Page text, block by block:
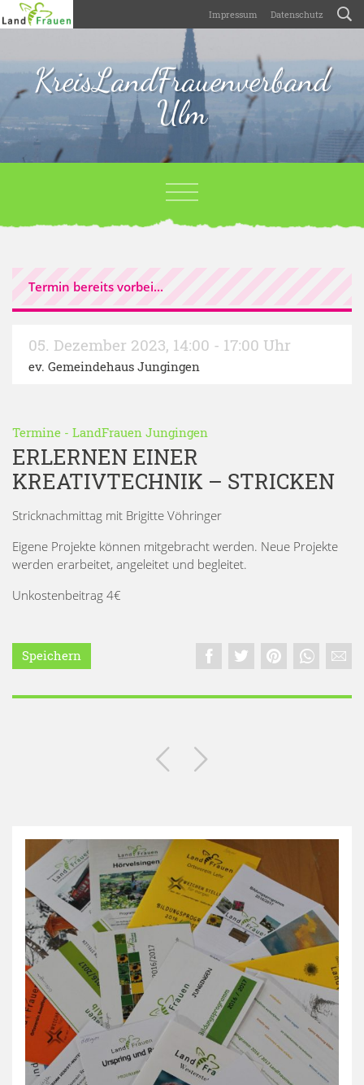
Impressum Datenschutz
KreisLandFrauenverband
Ulm
Termin bereits vorbei...
05. Dezember 2023, 14:00 - 17:00 Uhr
ev. Gemeindehaus Jungingen
Termine - LandFrauen Jungingen
ERLERNEN EINER
KREATIVTECHNIK – STRICKEN
Stricknachmittag mit Brigitte Vöhringer
Eigene Projekte können mitgebracht werden. Neue Projekte
werden erarbeitet, angeleitet und begleitet.
Unkostenbeitrag 4€
Speichern